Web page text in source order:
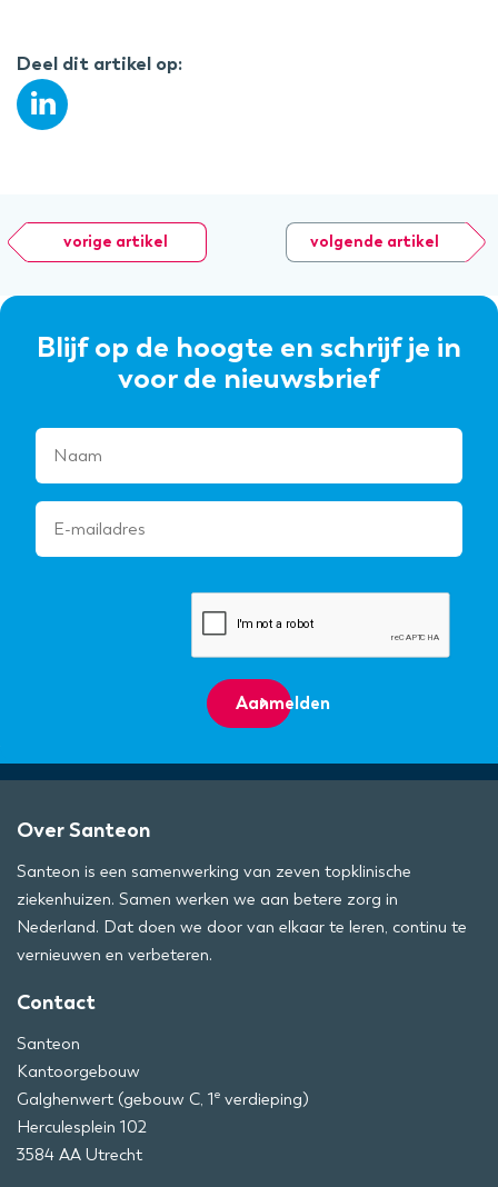
Deel dit artikel op:
vorige artikel volgende artikel
Blijf op de hoogte en schrijf je in
voor de nieuwsbrief
Aanmelden
Over Santeon
Santeon is een samenwerking van zeven topklinische
ziekenhuizen. Samen werken we aan betere zorg in
Nederland. Dat doen we door van elkaar te leren, continu te
vernieuwen en verbeteren.
Contact
Santeon
Kantoorgebouw
Galghenwert (gebouw C, 1e verdieping)
Herculesplein 102
3584 AA Utrecht